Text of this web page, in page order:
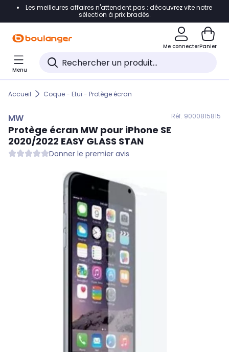
Accéder directement à la navigation
Accéder directement au pied de page
Accéder directement au chatbot
Les meilleures affaires n'attendent pas : découvrez vite notre
sélection à prix bradés.
Me connecterPanier
Menu
Accueil Coque - Etui - Protège écran
MW Réf. 9000815815
Protège écran MW pour iPhone SE
2020/2022 EASY GLASS STAN
Donner le premier avis